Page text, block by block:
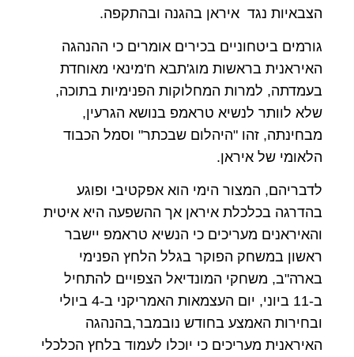
הצבאיות נגד איראן בהגנה ובהתקפה.
גורמים ביטחוניים בכירים אומרים כי ההנהגה
האיראנית בראשות מוג'תבא ח'מינאי מאוחדת
בעמדתה, למרות המחלוקות הפנימיות בתוכה,
שלא לוותר לנשיא טראמפ בנושא הגרעין,
מבחינתה, זהו "היהלום שבכתר" וסמל הכבוד
הלאומי של איראן.
לדבריהם, המצור הימי הוא אפקטיבי ופוגע
בהדרגה בכלכלת איראן אך ההשפעה היא איטית
והאיראנים מעריכים כי הנשיא טראמפ יישבר
ראשון במשחק הפוקר בגלל הלחץ הפנימי
בארה"ב, משחקי המונדיאל הצפויים להתחיל
ב-11 ביוני, יום העצמאות האמריקני ב-4 ביולי
ובחירות האמצע בחודש נובמבר,בהנהגה
האיראנית מעריכים כי יוכלו לעמוד בלחץ הכלכלי